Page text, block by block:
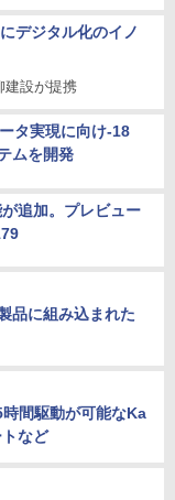
デジタル化のイノ
建設が提携
タ実現に向け-18
ムを開発
追加。プレビュー
品に組み込まれた
間駆動が可能なKa
など